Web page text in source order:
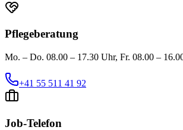
Pflegeberatung
Mo. – Do. 08.00 – 17.30 Uhr, Fr. 08.00 –
+41 55 511 41 92
Job-Telefon